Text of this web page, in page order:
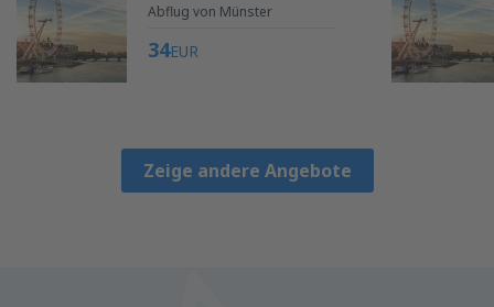
Abflug von Münster
34EUR
Zeige andere Angebote